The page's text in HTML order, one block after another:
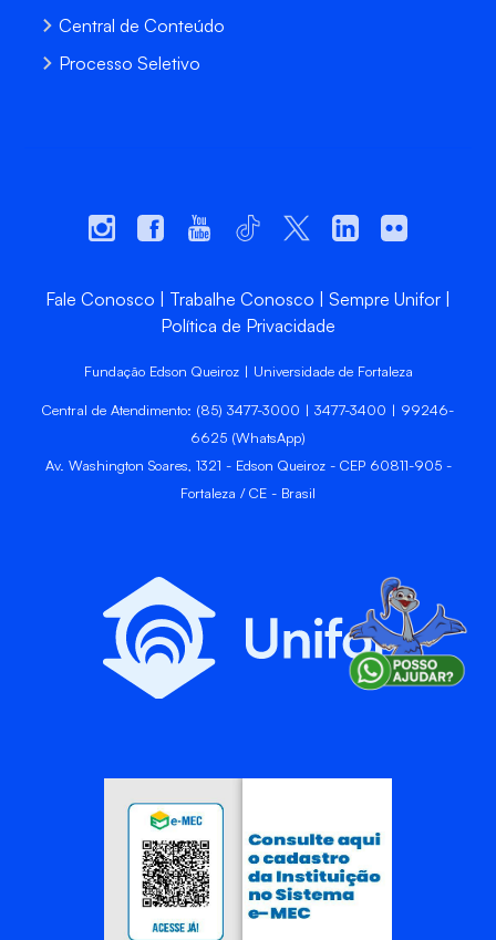
Central de Conteúdo
Processo Seletivo
Fale Conosco Trabalhe Conosco
Sempre Unifor
Política de Privacidade
Fundação Edson Queiroz | Universidade de Fortaleza
Central de Atendimento: (85) 3477-3000 | 3477-3400 | 99246-
6625 (WhatsApp)
Av. Washington Soares, 1321 - Edson Queiroz - CEP 60811-905 -
Fortaleza / CE - Brasil